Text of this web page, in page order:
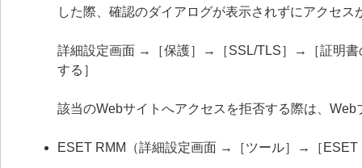
した際、確認のダイアログが表示されずにアクセ
詳細設定画面 →［保護］→［SSL/TLS］→［証明書
する］
該当のWebサイトへアクセスを拒否する際は、
ESET RMM（詳細設定画面 →［ツール］→［ESET